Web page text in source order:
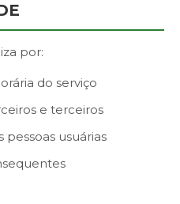
por:
do serviço
e terceiros
pessoas usuárias